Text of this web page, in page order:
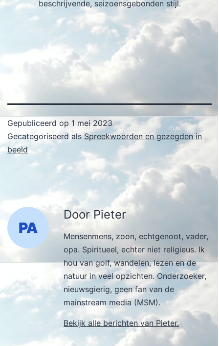
beschrijvende, seizoensgebonden stijl.
Gepubliceerd op 1 mei 2023
Gecategoriseerd alsSpreekwoorden en gezegden in
beeld
Door Pieter
Mensenmens, zoon, echtgenoot, vader,
opa. Spiritueel, echter niet religieus. Ik
hou van golf, wandelen, lezen en de
natuur in veel opzichten. Onderzoeker,
nieuwsgierig, geen fan van de
mainstream media (MSM).
Bekijk alle berichten van Pieter.